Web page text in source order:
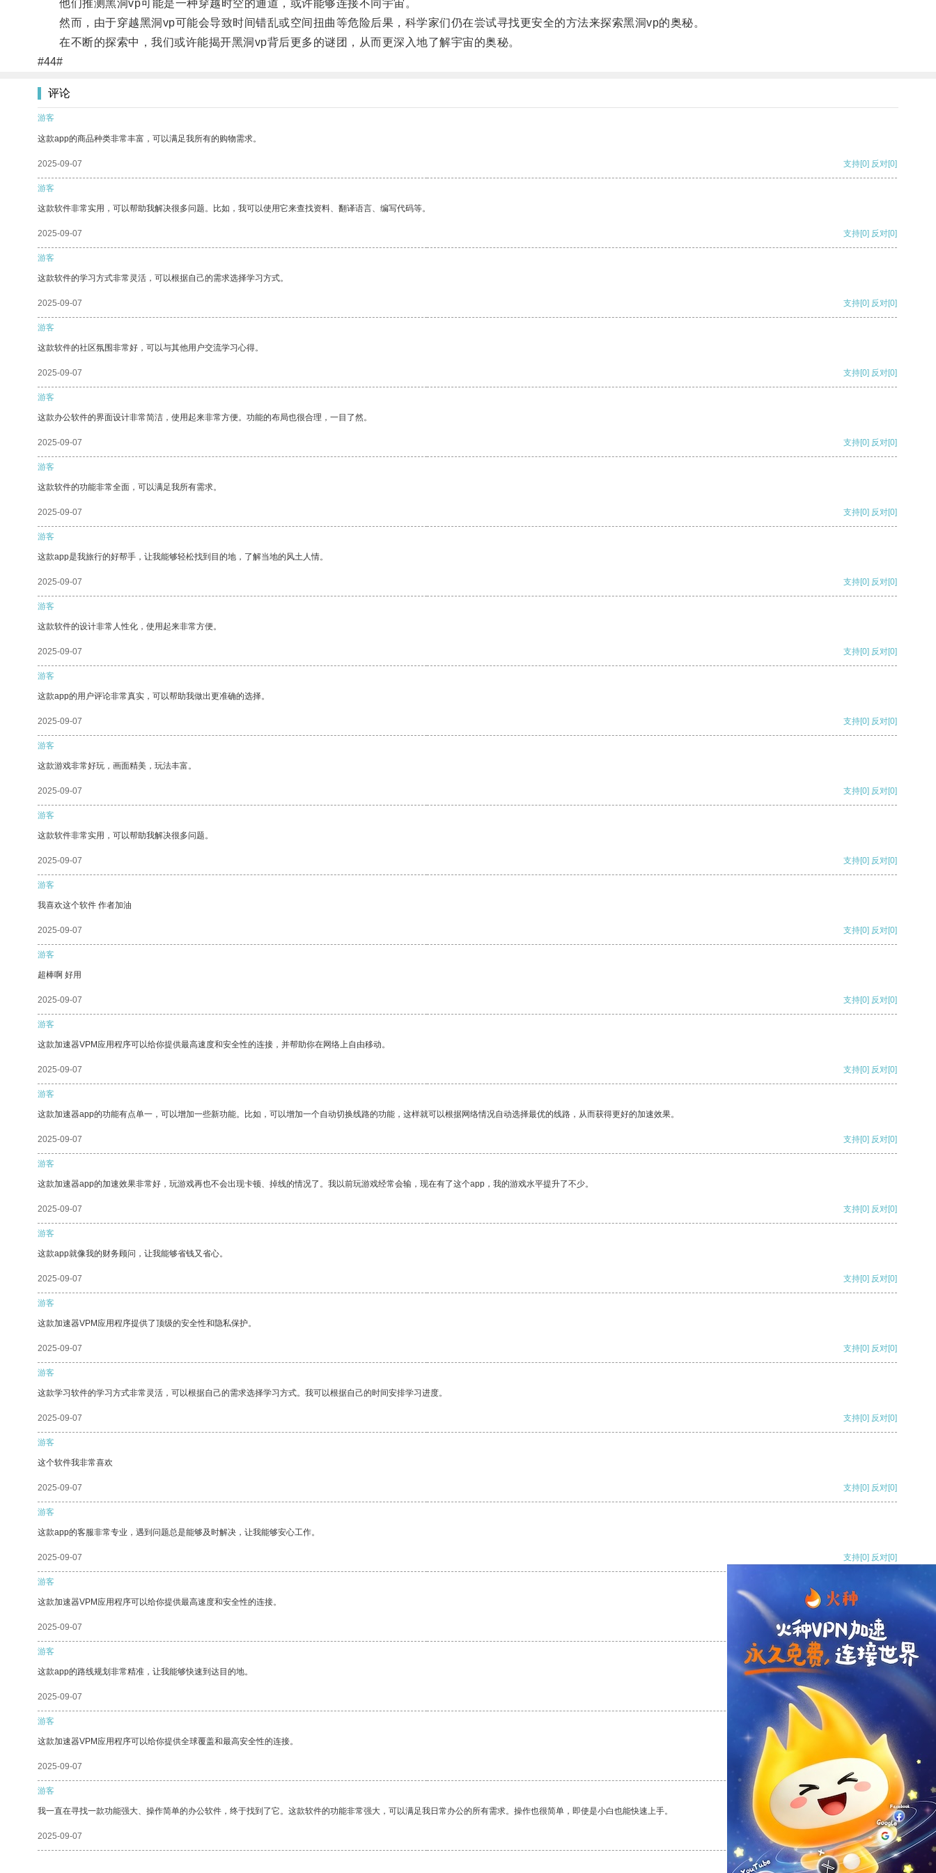
他们推测黑洞vp可能是一种穿越时空的通道，或许能够连接不同宇宙。
然而，由于穿越黑洞vp可能会导致时间错乱或空间扭曲等危险后果，科学家们仍在尝试寻找更安全的方法来探索黑洞vp的奥秘。
在不断的探索中，我们或许能揭开黑洞vp背后更多的谜团，从而更深入地了解宇宙的奥秘。
#44#
评论
游客
这款app的商品种类非常丰富，可以满足我所有的购物需求。
2025-09-07 支持[0] 反对[0]
游客
这款软件非常实用，可以帮助我解决很多问题。比如，我可以使用它来查找资料、翻译语言、编写代码等。
2025-09-07 支持[0] 反对[0]
游客
这款软件的学习方式非常灵活，可以根据自己的需求选择学习方式。
2025-09-07 支持[0] 反对[0]
游客
这款软件的社区氛围非常好，可以与其他用户交流学习心得。
2025-09-07 支持[0] 反对[0]
游客
这款办公软件的界面设计非常简洁，使用起来非常方便。功能的布局也很合理，一目了然。
2025-09-07 支持[0] 反对[0]
游客
这款软件的功能非常全面，可以满足我所有需求。
2025-09-07 支持[0] 反对[0]
游客
这款app是我旅行的好帮手，让我能够轻松找到目的地，了解当地的风土人情。
2025-09-07 支持[0] 反对[0]
游客
这款软件的设计非常人性化，使用起来非常方便。
2025-09-07 支持[0] 反对[0]
游客
这款app的用户评论非常真实，可以帮助我做出更准确的选择。
2025-09-07 支持[0] 反对[0]
游客
这款游戏非常好玩，画面精美，玩法丰富。
2025-09-07 支持[0] 反对[0]
游客
这款软件非常实用，可以帮助我解决很多问题。
2025-09-07 支持[0] 反对[0]
游客
我喜欢这个软件 作者加油
2025-09-07 支持[0] 反对[0]
游客
超棒啊 好用
2025-09-07 支持[0] 反对[0]
游客
这款加速器VPM应用程序可以给你提供最高速度和安全性的连接，并帮助你在网络上自由移动。
2025-09-07 支持[0] 反对[0]
游客
这款加速器app的功能有点单一，可以增加一些新功能。比如，可以增加一个自动切换线路的功能，这样就可以根据网络情况自动选择最优的线路，从而获得更好的加速效果。
2025-09-07 支持[0] 反对[0]
游客
这款加速器app的加速效果非常好，玩游戏再也不会出现卡顿、掉线的情况了。我以前玩游戏经常会输，现在有了这个app，我的游戏水平提升了不少。
2025-09-07 支持[0] 反对[0]
游客
这款app就像我的财务顾问，让我能够省钱又省心。
2025-09-07 支持[0] 反对[0]
游客
这款加速器VPM应用程序提供了顶级的安全性和隐私保护。
2025-09-07 支持[0] 反对[0]
游客
这款学习软件的学习方式非常灵活，可以根据自己的需求选择学习方式。我可以根据自己的时间安排学习进度。
2025-09-07 支持[0] 反对[0]
游客
这个软件我非常喜欢
2025-09-07 支持[0] 反对[0]
游客
这款app的客服非常专业，遇到问题总是能够及时解决，让我能够安心工作。
2025-09-07 支持[0] 反对[0]
游客
这款加速器VPM应用程序可以给你提供最高速度和安全性的连接。
2025-09-07 支持[0] 反对
游客
这款app的路线规划非常精准，让我能够快速到达目的地。
2025-09-07 支持
游客
这款加速器VPM应用程序可以给你提供全球覆盖和最高安全性的连接。
2025-09-07 反对 [0]
游客
我一直在寻找一款功能强大、操作简单的办公软件，终于找到了它。这款软件的功能非常强大，可以满足我日常办公的所有需求。操作也很简单，即使是小白也能快速上手。
2025-09-07 支持[0] 反对[0]